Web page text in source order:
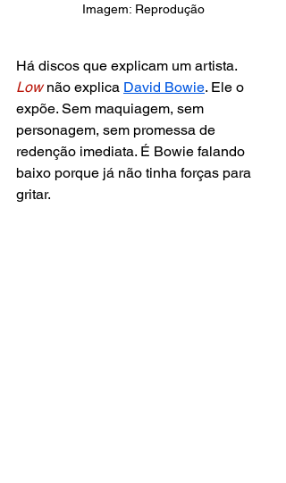
Imagem: Reprodução
Há discos que explicam um artista.
Low não explica David Bowie. Ele o
expõe. Sem maquiagem, sem
personagem, sem promessa de
redenção imediata. É Bowie falando
baixo porque já não tinha forças para
gritar.